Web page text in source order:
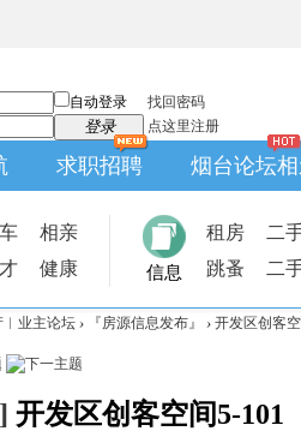
自动登录
找回密码
登录 点这里注册
求职招聘 烟台论坛
相亲
健康 信息
租房
二
跳蚤
二
︱业主论坛 › 『房源信息发布』 › 开发区创客
开发区创客空间5-101